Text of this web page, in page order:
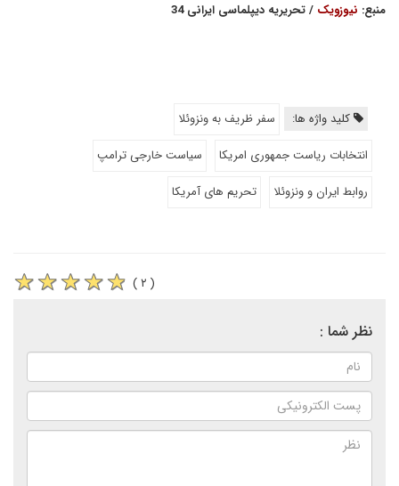
منبع: نیوزویک / تحریریه دیپلماسی ایرانی 34
کلید واژه ها:
سفر ظریف به ونزوئلا
انتخابات ریاست جمهوری امریکا
سیاست خارجی ترامپ
روابط ایران و ونزوئلا
تحریم های آمریکا
( ۲ )
نظر شما :